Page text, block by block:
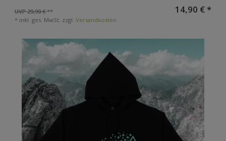
UVP 29,90 € 14,90 € *
* inkl. ges. MwSt. zzgl. Versandkosten